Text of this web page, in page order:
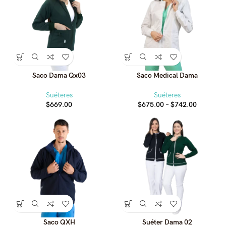
Saco Dama Qx03
Suéteres
$669.00
Saco Medical Dama
Suéteres
$675.00 – $742.00Price
Saco QXH Suéter Dama 02